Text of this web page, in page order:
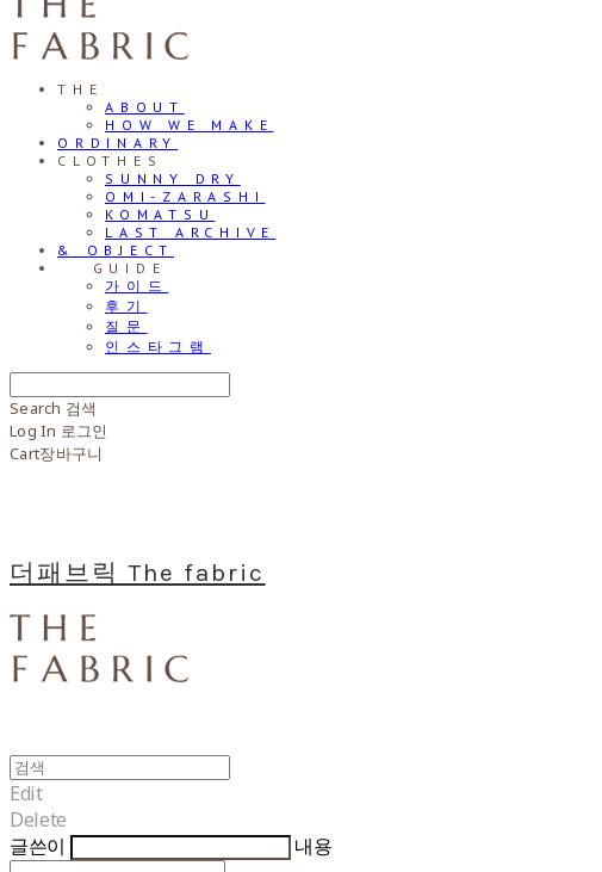
THE
ABOUT
HOW WE MAKE
ORDINARY
CLOTHES
SUNNY DRY
OMI-ZARASHI
KOMATSU
LAST ARCHIVE
& OBJECT
⠀⠀GUIDE
가이드
후기
질문
인스타그램
Search 검색
Log In 로그인
Cart장바구니
더패브릭 The fabric
Edit
Delete
글쓴이
내용